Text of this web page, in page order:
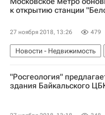
к открытию станции
27 ноября 2018, 13:26 479
Новости - Недвижимость
Московский метрополитен
Россия
"Росгеология"
здания Байкальского